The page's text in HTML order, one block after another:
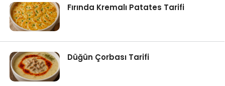
Fırında Kremalı Patates Tarifi
Düğün Çorbası Tarifi